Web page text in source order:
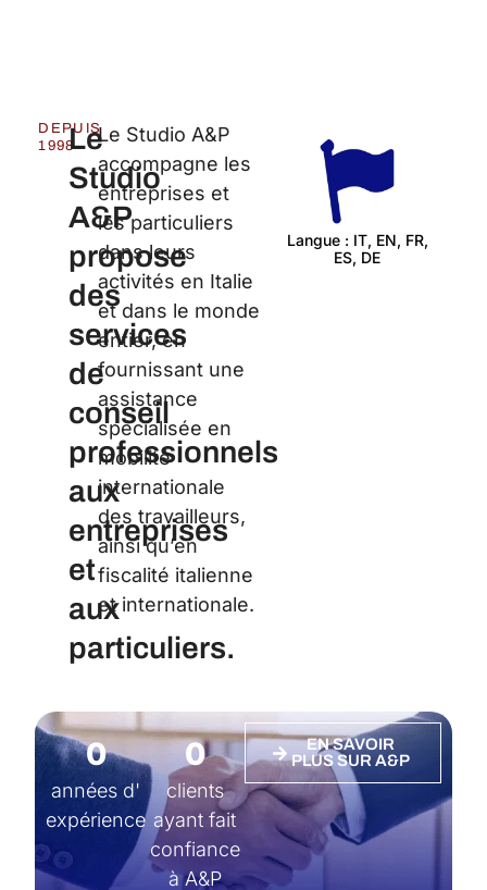
DEPUIS
1998Le
Studio
A&P
propose
des
services
de
conseil
professionnels
aux
entreprises
et
aux
particuliers.
Le Studio A&P
accompagne les
entreprises et
les particuliers
dans leurs
activités en Italie
et dans le monde
entier, en
fournissant une
assistance
spécialisée en
mobilité
internationale
des travailleurs,
ainsi qu’en
fiscalité italienne
et internationale.
Langue : IT, EN, FR,
ES, DE
années d'
expérience
0
clients
ayant fait
confiance
à A&P
0
EN SAVOIR
PLUS SUR A&P